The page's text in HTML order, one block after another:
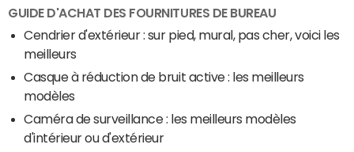
GUIDE D'ACHAT DES FOURNITURES DE BUREAU
Cendrier d'extérieur : sur pied, mural, pas cher, voici les
meilleurs
Casque à réduction de bruit active : les meilleurs
modèles
Caméra de surveillance : les meilleurs modèles
d'intérieur ou d'extérieur